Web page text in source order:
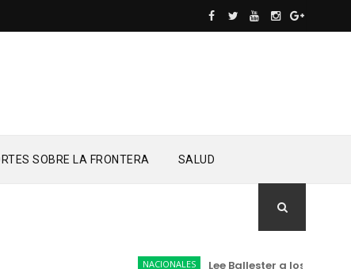
SOBRE LA FRONTERA SALUD
NACIONALES Lee Ballester a los que se